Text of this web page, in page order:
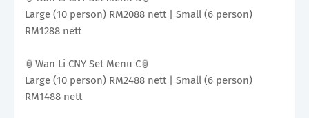
Large (10 person) RM2088 nett | Small (6 person)
RM1288 nett
🏮Wan Li CNY Set Menu C🏮
Large (10 person) RM2488 nett | Small (6 person)
RM1488 nett